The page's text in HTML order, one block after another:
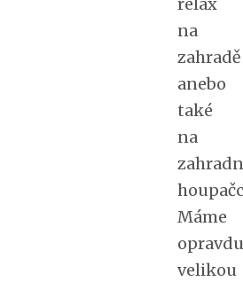
relax
na
zahradě
anebo
také
na
Máme
opravdu
velikou